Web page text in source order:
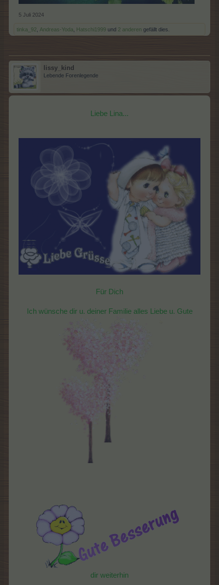
5 Juli 2024
tinka_92 Andreas-Yoda Hatschi1999 und 2 anderen gefällt dies.
lissy_kind
Lebende Forenlegende
Liebe Lina...
Für Dich
Ich wünsche dir u. deiner Familie alles Liebe u. Gute
dir weiterhin